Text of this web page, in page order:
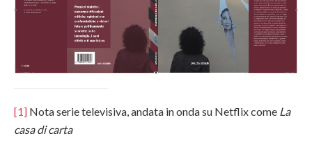
[1] Nota serie televisiva, andata in onda su Netflix come La
casa di carta